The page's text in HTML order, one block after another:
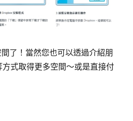
了！當然您也可以透過介紹朋
式取得更多空間～或是直接付